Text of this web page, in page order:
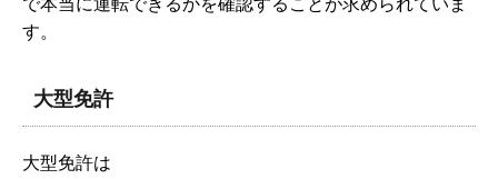
す。
大型免許
大型免許は